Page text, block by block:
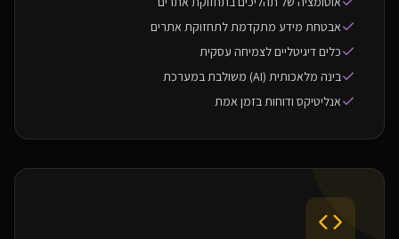
אבטחת מידע מתקדמת לתחזוקת אתרים
כלים דיגיטליים לצמיחה עסקית
בינה מלאכותית (AI) משולבת במערכת
אנליטיקס ודוחות בזמן אמת